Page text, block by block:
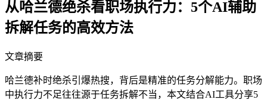
从哈兰德绝杀看职场执行力：5个AI辅助
拆解任务的高效方法
文章摘要
哈兰德补时绝杀引爆热搜，背后是精准的任务分解能力。职场
中执行力不足往往源于任务拆解不当，本文结合AI工具分享5